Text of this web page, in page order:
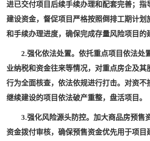
进已交付项目后续手续办理和配套完善；指
建设资金，督促项目严格按照倒排工期计划
和手续办理进度，确保完成存量风险项目的
2.强化依法处置。依托重点项目依法处
业纳税和资金往来等情况，对重点房企及其
行为全面核查，依法依规进行打击。对资不
继续建设的项目依法破产重整，盘活项目。
3.强化风险源头防控。加大商品房预售
资金拨付审核，确保预售资金优先用于项目